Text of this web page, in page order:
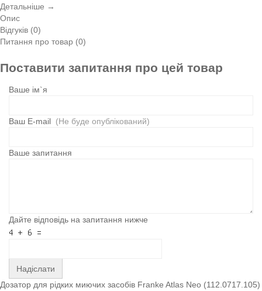
Детальніше →
Опис
Відгуків (0)
Питання про товар (0)
Поставити запитання про цей товар
Ваше ім`я
Ваш E-mail (Не буде опублікований)
Ваше запитання
Дайте відповідь на запитання нижче
Надіслати
Дозатор для рідких миючих засобів Franke Atlas Neo (112.0717.105)